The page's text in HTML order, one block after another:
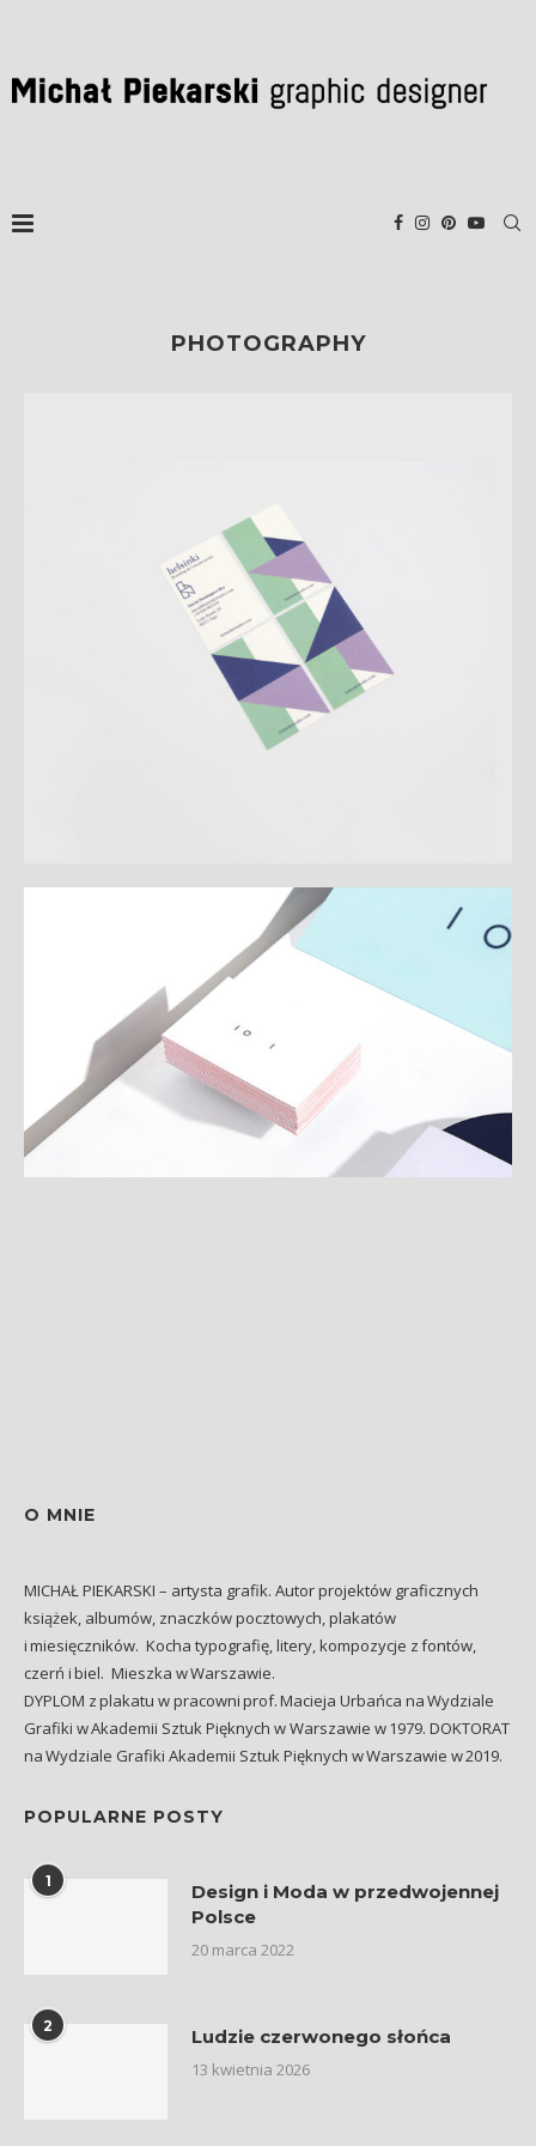
PHOTOGRAPHY
O MNIE
MICHAŁ PIEKARSKI – artysta grafik. Autor projektów graficznych
książek, albumów, znaczków pocztowych, plakatów
i miesięczników. Kocha typografię, litery, kompozycje z fontów,
czerń i biel. Mieszka w Warszawie.
DYPLOM z plakatu w pracowni prof. Macieja Urbańca na Wydziale
Grafiki w Akademii Sztuk Pięknych w Warszawie w 1979. DOKTORAT
na Wydziale Grafiki Akademii Sztuk Pięknych w Warszawie w 2019.
POPULARNE POSTY
1
Design i Moda w przedwojennej
Polsce
20 marca 2022
2 Ludzie czerwonego słońca
13 kwietnia 2026